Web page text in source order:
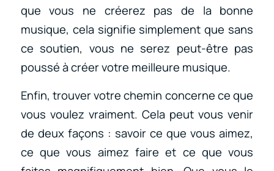
que vous ne créerez pas de la bonne
musique, cela signifie simplement que sans
ce soutien, vous ne serez peut-être pas
poussé à créer votre meilleure musique.
Enfin, trouver votre chemin concerne ce que
vous voulez vraiment. Cela peut vous venir
de deux façons : savoir ce que vous aimez,
ce que vous aimez faire et ce que vous